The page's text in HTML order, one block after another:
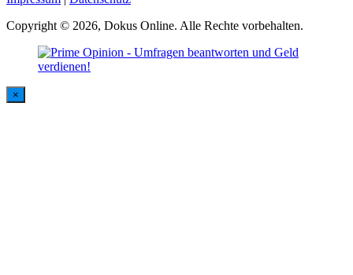
Copyright © 2026, Dokus Online. Alle Rechte vorbehalten.
×